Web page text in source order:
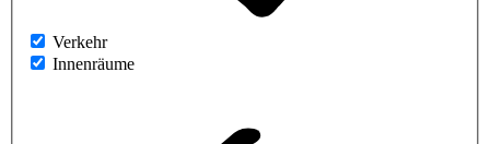
Verkehr
Innenräume